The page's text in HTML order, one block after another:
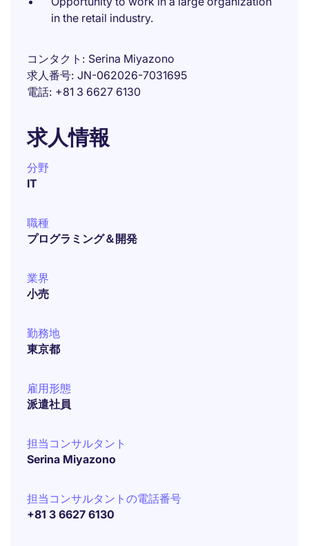
in the retail industry.
コンタクト
Serina Miyazono
求人番号 JN-062026-7031695
電話 +81 3 6627 6130
求人情報
分野
IT
職種
プログラミング＆開発
業界
小売
勤務地
東京都
雇用形態
派遣社員
担当コンサルタント
Serina Miyazono
担当コンサルタントの電話番号
+81 3 6627 6130